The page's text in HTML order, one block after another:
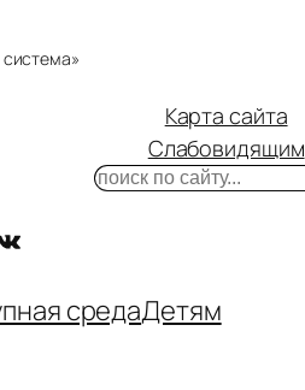
Карта сайта
Слабовидящим
Поиск
средаДетям